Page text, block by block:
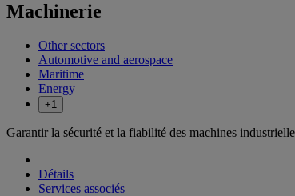
Machinerie
Other sectors
Automotive and aerospace
Maritime
Energy
+1
Garantir la sécurité et la fiabilité des machines
Détails
Services associés